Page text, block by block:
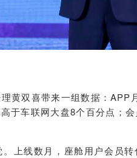
黄双喜带来一组数据：APP
于车联网大盘8个百分点；
。上线数月，座舱用户会员